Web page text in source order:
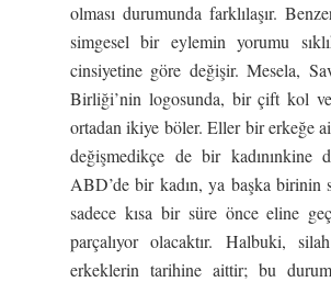
olması durumunda farklılaşır.
simgesel bir eylemin yorumu
cinsiyetine göre değişir. Mesela,
Birliği’nin logosunda, bir çift kol
ortadan ikiye böler. Eller bir erkeğe
değişmedikçe de bir kadınınkine
ABD’de bir kadın, ya başka birinin
sadece kısa bir süre önce eline
parçalıyor olacaktır. Halbuki,
erkeklerin tarihine aittir; bu